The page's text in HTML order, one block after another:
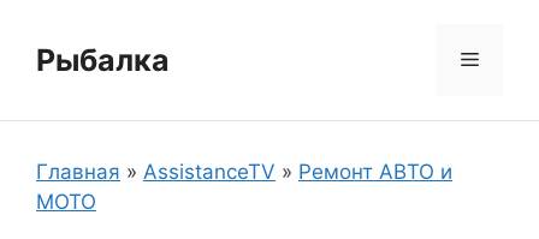
содержимому
Рыбалка Меню
Главная » AssistanceTV » Ремонт АВТО и
МОТО